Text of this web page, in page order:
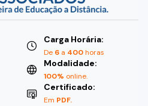
Carga Horária:
De 6 a 400horas
Modalidade:
100% online.
Certificado:
Em PDF.